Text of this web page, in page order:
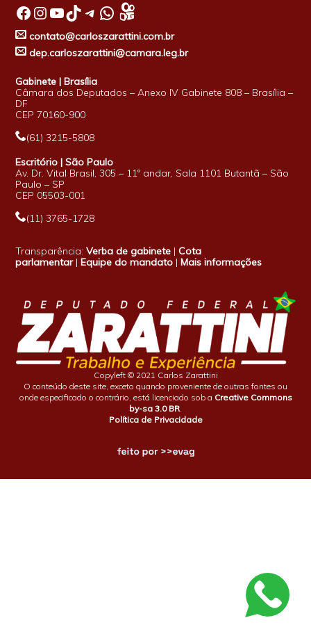
Facebook InstagramYoutube TikTok Telegram WhatsApp
contato@carloszarattini.com.br
dep.carloszarattini@camara.leg.br
Gabinete | Brasília
Câmara dos Deputados – Anexo IV Gabinete 808 – Brasília –
DF
CEP 70160-900
(61) 3215-5808
Escritório | São Paulo
Av. Dr. Vital Brasil, 305 – 11º andar, Sala 1101 Butantã – São
Paulo – SP
CEP 05503-001
(11) 3765-1728
Transparência:Verba de gabinete |Cota
parlamentar|Equipe do mandato |Mais informações
Copyleft © 2021 Carlos Zarattini
O conteúdo deste site, exceto quando proveniente de outras fontes ou
onde especificado o contrário, está licenciado sob a Creative Commons
by-sa 3.0 BR
Política de Privacidade